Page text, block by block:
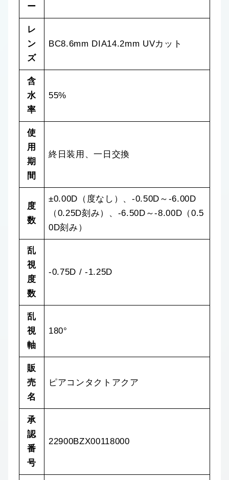
ー
レ
ン
ズ
BC8.6mm DIA14.2mm UVカット
含
水
率
55%
使
用
期
間
終日装用、⼀日交換
度
数
±0.00D（度なし）、-0.50D～-6.00D
（0.25D刻み）、-6.50D～-8.00D（0.5
0D刻み）
乱
視
度
数
-0.75D / -1.25D
乱
視
軸
180°
販
売
名
ピアコンタクトアクア
承
認
番
号
22900BZX00118000